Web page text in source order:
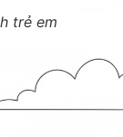
trẻ em